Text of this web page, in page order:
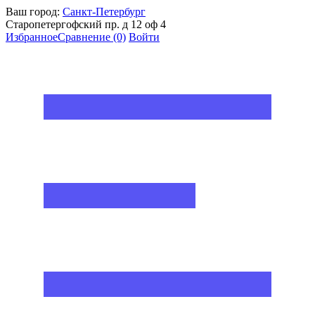
Ваш город: Санкт-Петербург
Старопетергофский пр. д 12 оф 4
ИзбранноеСравнение (0) Войти